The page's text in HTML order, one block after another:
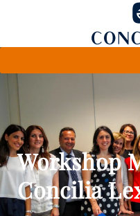
Workshop
Concilia